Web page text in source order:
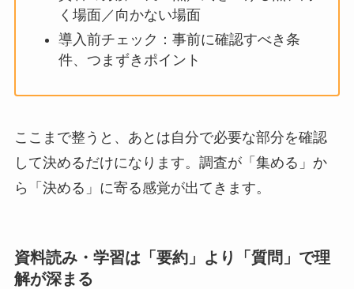
く場面／向かない場面
導入前チェック：事前に確認すべき条
件、つまずきポイント
ここまで整うと、あとは自分で必要な部分を確認
して決めるだけになります。調査が「集める」か
ら「決める」に寄る感覚が出てきます。
資料読み・学習は「要約」より「質問」で理
解が深まる